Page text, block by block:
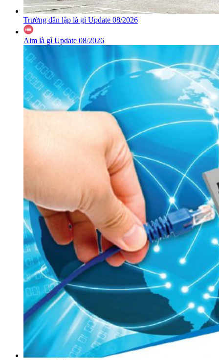
Trường dân lập là gì Update 08/2026
Aim là gì Update 08/2026